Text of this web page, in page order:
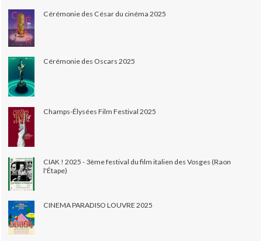
Cérémonie des César du cinéma 2025
Cérémonie des Oscars 2025
Champs-Élysées Film Festival 2025
CIAK ! 2025 - 3ème festival du film italien des Vosges (Raon
l'Étape)
CINEMA PARADISO LOUVRE 2025